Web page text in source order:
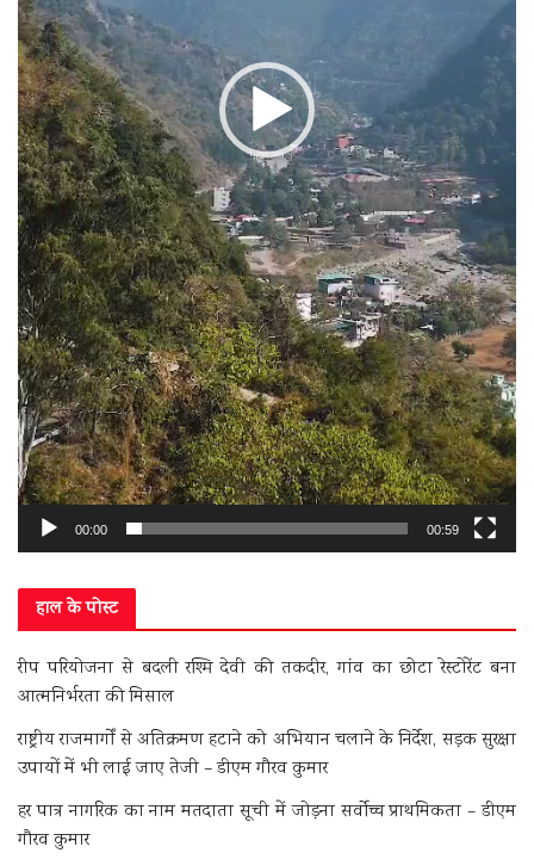
00:00 00:59
हाल के पोस्ट
रीप परियोजना से बदली रश्मि देवी की तकदीर, गांव का छोटा रेस्टोरेंट बना
आत्मनिर्भरता की मिसाल
राष्ट्रीय राजमार्गों से अतिक्रमण हटाने को अभियान चलाने के निर्देश, सड़क सुरक्षा
उपायों में भी लाई जाए तेजी – डीएम गौरव कुमार
हर पात्र नागरिक का नाम मतदाता सूची में जोड़ना सर्वोच्च प्राथमिकता – डीएम
गौरव कुमार